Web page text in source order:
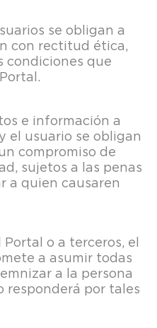
se obligan a
con rectitud ética,
condiciones que
e información a
el usuario se obligan
compromiso de
sujetos a las penas
a quien causaren
o a terceros, el
a asumir todas
a la persona
responderá por tales